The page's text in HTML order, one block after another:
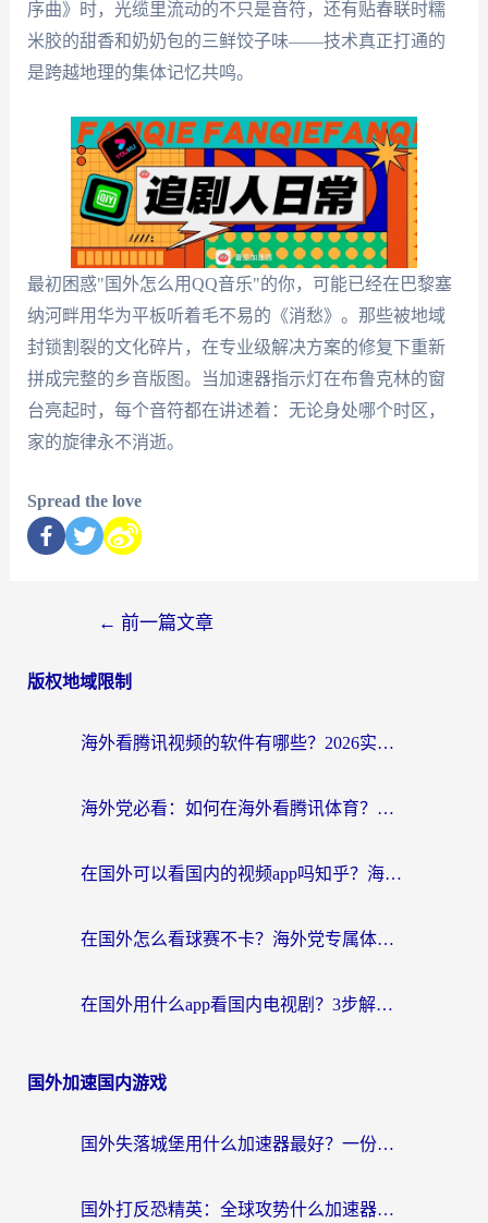
序曲》时，光缆里流动的不只是音符，还有贴春联时糯
米胶的甜香和奶奶包的三鲜饺子味——技术真正打通的
是跨越地理的集体记忆共鸣。
最初困惑"国外怎么用QQ音乐"的你，可能已经在巴黎塞
纳河畔用华为平板听着毛不易的《消愁》。那些被地域
封锁割裂的文化碎片，在专业级解决方案的修复下重新
拼成完整的乡音版图。当加速器指示灯在布鲁克林的窗
台亮起时，每个音符都在讲述着：无论身处哪个时区，
家的旋律永不消逝。
Spread the love
← 前一篇文章
版权地域限制
海外看腾讯视频的软件有哪些？2026实测有效，留学生都在用的回国加速器指南
海外党必看：如何在海外看腾讯体育？解决赛事直播地区限制的终极指南
在国外可以看国内的视频app吗知乎？海外党亲测有效的追剧加速方案
在国外怎么看球赛不卡？海外党专属体育直播自由指南
在国外用什么app看国内电视剧？3步解决版权限制+卡顿难题
国外加速国内游戏
国外失落城堡用什么加速器最好？一份来自老玩家的真实指南
国外打反恐精英：全球攻势什么加速器好用？2026海外玩家国服游戏加速终极指南